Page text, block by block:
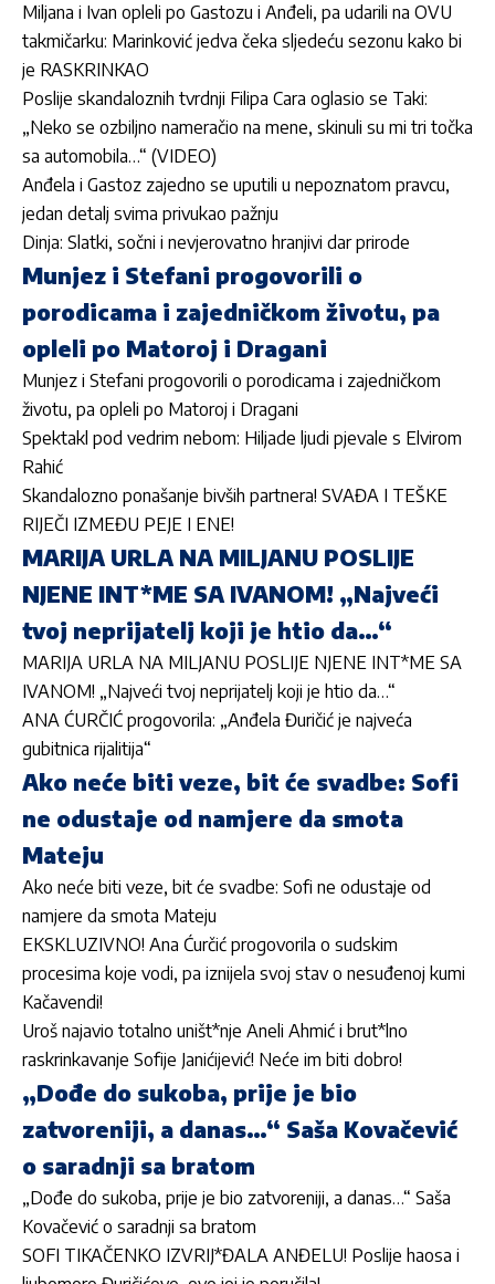
Miljana i Ivan opleli po Gastozu i Anđeli, pa udarili na OVU
takmičarku: Marinković jedva čeka sljedeću sezonu kako bi
je RASKRINKAO
Poslije skandaloznih tvrdnji Filipa Cara oglasio se Taki:
„Neko se ozbiljno nameračio na mene, skinuli su mi tri točka
sa automobila…“ (VIDEO)
Anđela i Gastoz zajedno se uputili u nepoznatom pravcu,
jedan detalj svima privukao pažnju
Dinja: Slatki, sočni i nevjerovatno hranjivi dar prirode
Munjez i Stefani progovorili o
porodicama i zajedničkom životu, pa
opleli po Matoroj i Dragani
Munjez i Stefani progovorili o porodicama i zajedničkom
životu, pa opleli po Matoroj i Dragani
Spektakl pod vedrim nebom: Hiljade ljudi pjevale s Elvirom
Rahić
Skandalozno ponašanje bivših partnera! SVAĐA I TEŠKE
RIJEČI IZMEĐU PEJE I ENE!
MARIJA URLA NA MILJANU POSLIJE
NJENE INT*ME SA IVANOM! „Najveći
tvoj neprijatelj koji je htio da…“
MARIJA URLA NA MILJANU POSLIJE NJENE INT*ME SA
IVANOM! „Najveći tvoj neprijatelj koji je htio da…“
ANA ĆURČIĆ progovorila: „Anđela Đuričić je najveća
gubitnica rijalitija“
Ako neće biti veze, bit će svadbe: Sofi
ne odustaje od namjere da smota
Mateju
Ako neće biti veze, bit će svadbe: Sofi ne odustaje od
namjere da smota Mateju
EKSKLUZIVNO! Ana Ćurčić progovorila o sudskim
procesima koje vodi, pa iznijela svoj stav o nesuđenoj kumi
Kačavendi!
Uroš najavio totalno uništ*nje Aneli Ahmić i brut*lno
raskrinkavanje Sofije Janićijević! Neće im biti dobro!
„Dođe do sukoba, prije je bio
zatvoreniji, a danas…“ Saša Kovačević
o saradnji sa bratom
„Dođe do sukoba, prije je bio zatvoreniji, a danas…“ Saša
Kovačević o saradnji sa bratom
SOFI TIKAČENKO IZVRIJ*ĐALA ANĐELU! Poslije haosa i